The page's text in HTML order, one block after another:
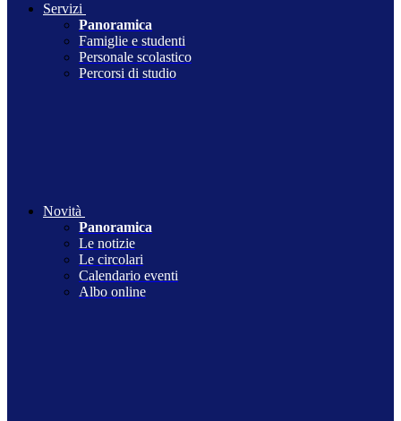
Servizi
Panoramica
Famiglie e studenti
Personale scolastico
Percorsi di studio
Novità
Panoramica
Le notizie
Le circolari
Calendario eventi
Albo online